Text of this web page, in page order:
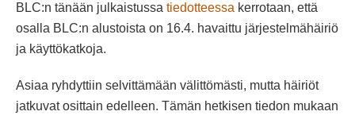
BLC:n tänään julkaistussa tiedotteessa kerrotaan, että
osalla BLC:n alustoista on 16.4. havaittu järjestelmähäiriö
ja käyttökatkoja.
Asiaa ryhdyttiin selvittämään välittömästi, mutta häiriöt
jatkuvat osittain edelleen. Tämän hetkisen tiedon mukaan